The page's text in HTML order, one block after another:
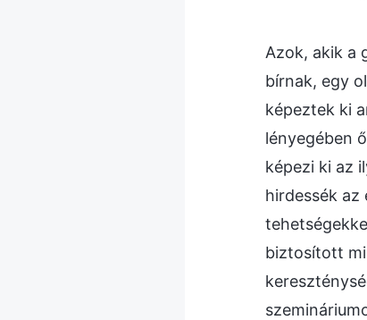
Azok, akik a
bírnak, egy
képeztek ki
lényegében
képezi ki az
hirdessék az
biztosított